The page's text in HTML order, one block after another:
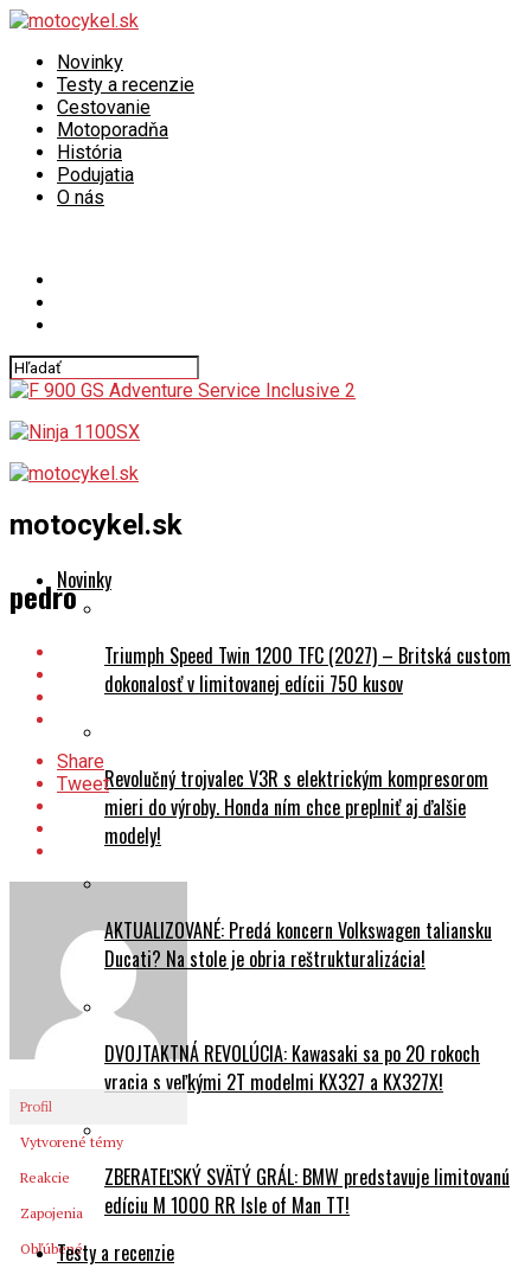
Novinky
Testy a recenzie
Cestovanie
Motoporadňa
História
Podujatia
O nás
dokonalosť v limitovanej edícii 750 kusov
mieri do výroby. Honda ním chce preplniť aj ďalšie
modely!
Ducati? Na stole je obria reštrukturalizácia!
DVOJTAKTNÁ REVOLÚCIA: Kawasaki sa po 20 rokoch
vracia s veľkými 2T modelmi KX327 a KX327X!
ZBERATEĽSKÝ SVÄTÝ GRÁL: BMW predstavuje limitovanú
edíciu M 1000 RR Isle of Man TT!
pedro
Share
Tweet
Reakcie
Obľúbené
@pedro